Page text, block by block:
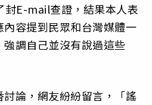
E-mail查證，結果本人表
容提到民眾和台灣媒體一
調自己並沒有說過這些
論，網友紛紛留言，「謠